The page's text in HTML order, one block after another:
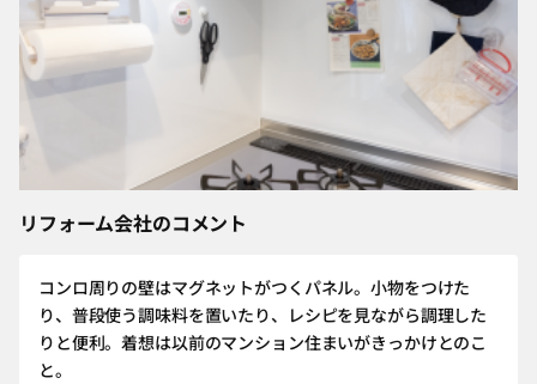
リフォーム会社のコメント
コンロ周りの壁はマグネットがつくパネル。小物をつけた
り、普段使う調味料を置いたり、レシピを見ながら調理した
りと便利。着想は以前のマンション住まいがきっかけとのこ
と。